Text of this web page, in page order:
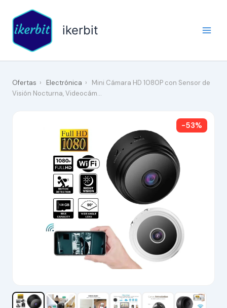
contenido
ikerbit
Ofertas › Electrónica ›
Mini Cámara HD 1080P con Sensor de
Visión Nocturna, Videocám…
-53%